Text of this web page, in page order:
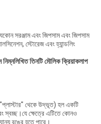
সরঞ্জাম এবং জিপসাম এবং জিপসাম
স্টোরেজ এবং হ্যান্ডলিং
নিম্নলিখিত তিনটি মৌলিক ক্রিয়াকলাপ
থেকে উদ্ভূত) হল একটি
স্বচ্ছ।যে ক্ষেত্রে এটিতে কোনও
রঙের হতে পারে।